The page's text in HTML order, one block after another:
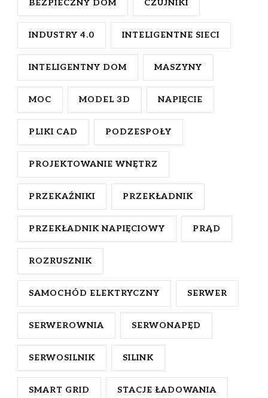
BEZPIECZNY DOM CZUJNIKI
INDUSTRY 4.0 INTELIGENTNE SIECI
INTELIGENTNY DOM MASZYNY
MOC MODEL 3D NAPIĘCIE
PLIKI CAD PODZESPOŁY
PROJEKTOWANIE WNĘTRZ
PRZEKAŹNIKI PRZEKŁADNIK
PRZEKŁADNIK NAPIĘCIOWY PRĄD
ROZRUSZNIK
SAMOCHÓD ELEKTRYCZNY SERWER
SERWEROWNIA SERWONAPĘD
SERWOSILNIK SILINK
SMART GRID STACJE ŁADOWANIA